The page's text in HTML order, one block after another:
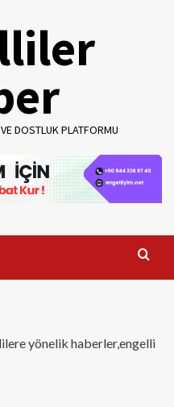
DOSTLUK PLATFORMU
yönelik haberler,engelli